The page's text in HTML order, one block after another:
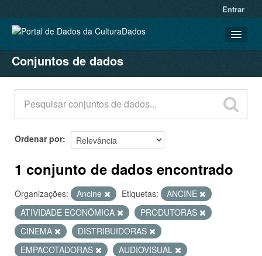
Entrar
CONJUNTOS DE DADOS
ORGANIZAÇÕES
GRUPOS
SOBRE
Conjuntos de dados
Ordenar por
1 conjunto de dados encontrado
Organizações: Ancine Etiquetas:
ANCINE
ATIVIDADE ECONÔMICA
PRODUTORAS
CINEMA
DISTRIBUIDORAS
EMPACOTADORAS
AUDIOVISUAL